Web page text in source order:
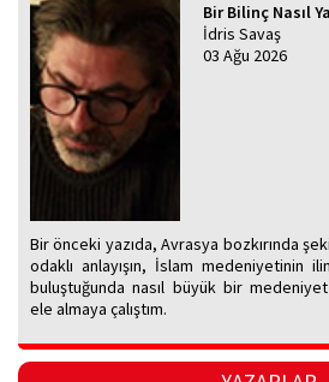
Bir Bilinç Nasıl
İdris Savaş
03 Ağu 2026
Bir önceki yazıda, Avrasya bozkırında
odaklı anlayışın, İslam medeniyetinin
buluştuğunda nasıl büyük bir
ele almaya çalıştım.